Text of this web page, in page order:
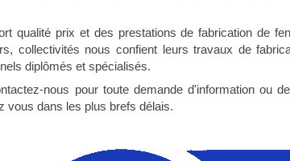
qualité prix et des prestations de fabrication de
collectivités nous confient leurs travaux de
diplômés et spécialisés.
nous pour toute demande d'information ou
vous dans les plus brefs délais.